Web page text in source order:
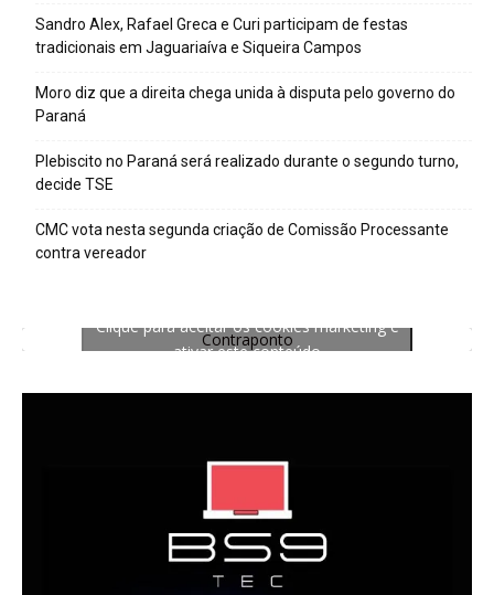
Sandro Alex, Rafael Greca e Curi participam de festas
tradicionais em Jaguariaíva e Siqueira Campos
Moro diz que a direita chega unida à disputa pelo governo do
Paraná
Plebiscito no Paraná será realizado durante o segundo turno,
decide TSE
CMC vota nesta segunda criação de Comissão Processante
contra vereador
Contraponto
Clique para aceitar os cookies marketing e
ativar este conteúdo